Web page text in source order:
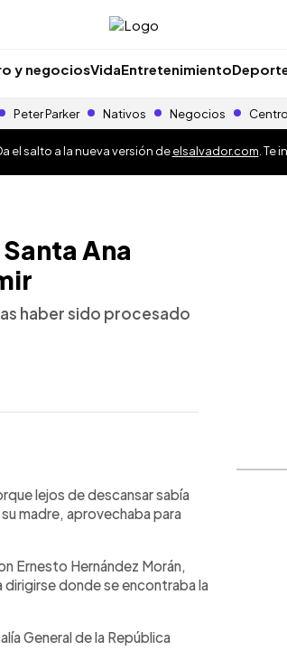
y negociosVidaEntretenimiento
Peter Parker Nativos Negocios
el salto a la nueva versión deelsalvador.com .
Ana
haber sido procesado
lejos de descansar sabía
madre, aprovechaba para
Ernesto Hernández Morán,
dirigirse donde se encontraba la
General de la República